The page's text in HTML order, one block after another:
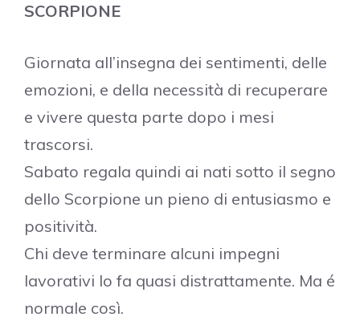
SCORPIONE
Giornata all’insegna dei sentimenti, delle
emozioni, e della necessità di recuperare
e vivere questa parte dopo i mesi
trascorsi.
Sabato regala quindi ai nati sotto il segno
dello Scorpione un pieno di entusiasmo e
positività.
Chi deve terminare alcuni impegni
lavorativi lo fa quasi distrattamente. Ma é
normale così.